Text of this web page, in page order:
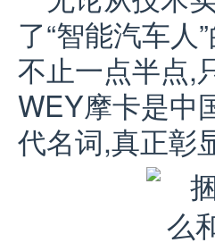
了“智能汽车
不止一点半点,
WEY摩卡是中
代名词,真正彰